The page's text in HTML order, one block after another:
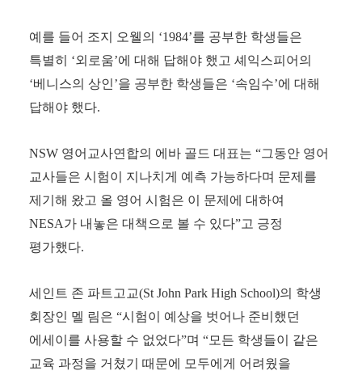
예를 들어 조지 오웰의 ‘1984’를 공부한 학생들은
특별히 ‘외로움’에 대해 답해야 했고 셰익스피어의
‘베니스의 상인’을 공부한 학생들은 ‘속임수’에 대해
답해야 했다.
NSW 영어교사연합의 에바 골드 대표는 “그동안 영어
교사들은 시험이 지나치게 예측 가능하다며 문제를
제기해 왔고 올 영어 시험은 이 문제에 대하여
NESA가 내놓은 대책으로 볼 수 있다”고 긍정
평가했다.
세인트 존 파트고교(St John Park High School)의 학생
회장인 멜 림은 “시험이 예상을 벗어나 준비했던
에세이를 사용할 수 없었다”며 “모든 학생들이 같은
교육 과정을 거쳤기 때문에 모두에게 어려웠을